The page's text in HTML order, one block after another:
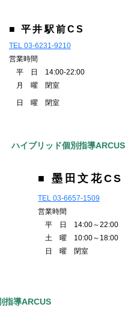
■ 平井駅前CS
TEL 03-6231-9210
営業時間
平 日 14:00-22:00
月 曜 閉室
日 曜 閉室
ハイブリッド個別指導ARCUS
■ 墨田文花CS
TEL 03-6657-1509
営業時間
平 日 14:00～22:00
土 曜 10:00～18:00
日 曜 閉室
指導ARCUS